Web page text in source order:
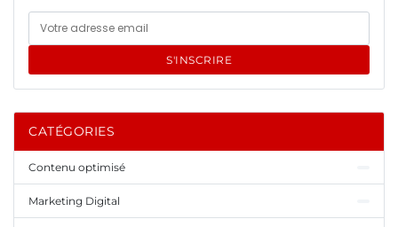
S'INSCRIRE
CATÉGORIES
Contenu optimisé
Marketing Digital